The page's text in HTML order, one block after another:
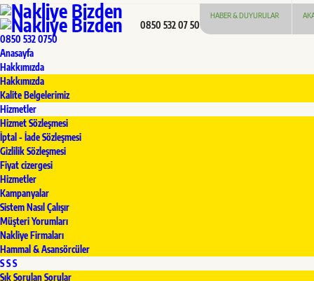
HABER & DUYURULAR
0850 532 07 50
0850 532 0750
Anasayfa
Hakkımızda
Hakkımızda
Kalite Belgelerimiz
Hizmetler
Hizmet Sözleşmesi
İptal - İade Sözleşmesi
Gizlilik Sözleşmesi
Fiyat cizergesi
Hizmetler
Kampanyalar
Sistem Nasıl Çalışır
Müşteri Yorumları
Nakliye Firmaları
Hammal & Asansörcüler
S S S
Sık Sorulan Sorular